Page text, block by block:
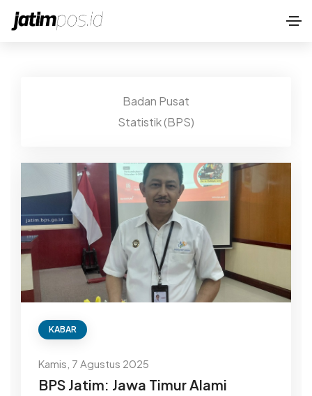
Badan Pusat
Statistik (BPS)
KABAR
Kamis, 7 Agustus 2025
BPS Jatim: Jawa Timur Alami